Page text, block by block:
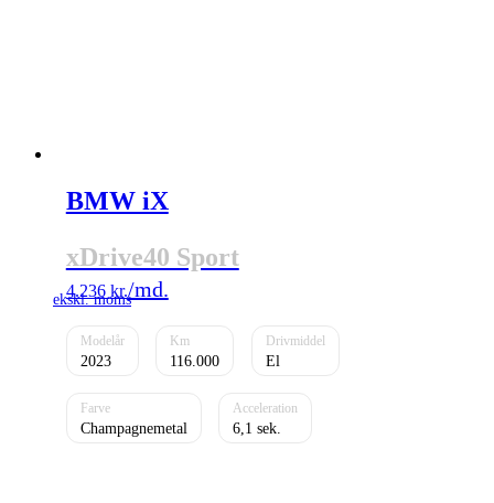
BMW iX
xDrive40 Sport
4.236 kr.
2023 116.000 El
Champagnemetal 6,1